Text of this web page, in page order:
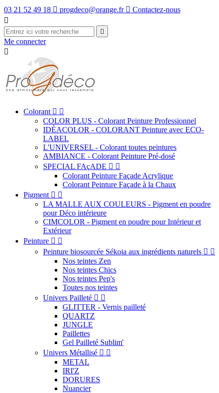
03 21 52 49 18  progdeco@orange.fr  Contactez-nous


Me connecter

Colorant  
COLOR PLUS - Colorant Peinture Professionnel
IDÉACOLOR - COLORANT Peinture avec ECO-
LABEL
L'UNIVERSEL - Colorant toutes peintures
AMBIANCE - Colorant Peinture Pré-dosé
SPECIAL FAçADE  
Colorant Peinture Façade Acrylique
Colorant Peinture Façade à la Chaux
Pigment  
LA MALLE AUX COULEURS - Pigment en poudre
pour Déco intérieure
CIMCOLOR - Pigment en poudre pour Intérieur et
Extérieur
Peinture  
Peinture biosourcée Sékoia aux ingrédients naturels  
Nos teintes Zen
Nos teintes Chics
Nos teintes Pep's
Toutes nos teintes
Univers Pailleté  
GLITTER - Vernis pailleté
QUARTZ
JUNGLE
Paillettes
Gel Pailleté Sublim'
Univers Métallisé  
METAL
IRI'Z
DORURES
Nuancier